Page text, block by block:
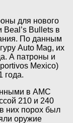
для нового
Beal’s Bullets в
По данным
Auto Mag, их
А патроны и
Mexico)
года.
в АМС
210 и 240
них порох был
оружие